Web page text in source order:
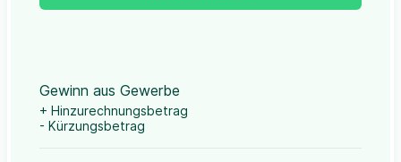
Gewinn aus Gewerbe
+ Hinzurechnungsbetrag
- Kürzungsbetrag